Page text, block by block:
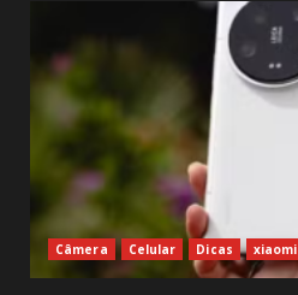
Câmera Celular Dicas xiaomi